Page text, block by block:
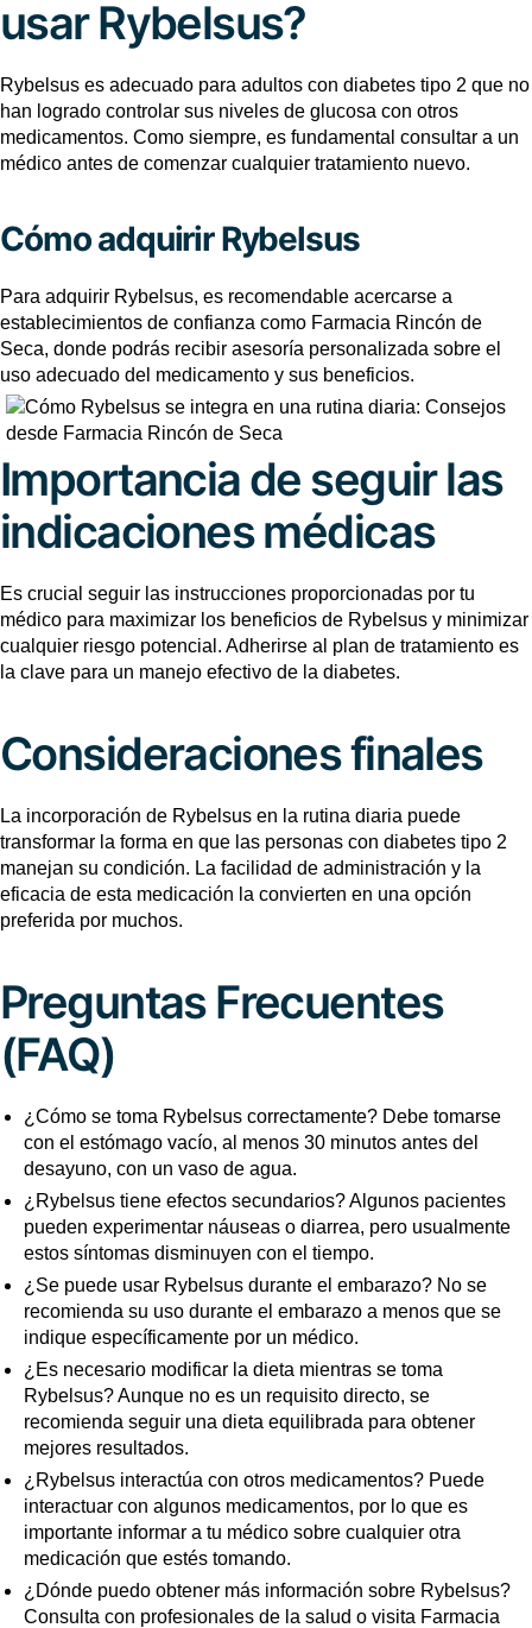
usar Rybelsus?
Rybelsus es adecuado para adultos con diabetes tipo 2 que no
han logrado controlar sus niveles de glucosa con otros
medicamentos. Como siempre, es fundamental consultar a un
médico antes de comenzar cualquier tratamiento nuevo.
Cómo adquirir Rybelsus
Para adquirir Rybelsus, es recomendable acercarse a
establecimientos de confianza como Farmacia Rincón de
Seca, donde podrás recibir asesoría personalizada sobre el
uso adecuado del medicamento y sus beneficios.
Importancia de seguir las
indicaciones médicas
Es crucial seguir las instrucciones proporcionadas por tu
médico para maximizar los beneficios de Rybelsus y minimizar
cualquier riesgo potencial. Adherirse al plan de tratamiento es
la clave para un manejo efectivo de la diabetes.
Consideraciones finales
La incorporación de Rybelsus en la rutina diaria puede
transformar la forma en que las personas con diabetes tipo 2
manejan su condición. La facilidad de administración y la
eficacia de esta medicación la convierten en una opción
preferida por muchos.
Preguntas Frecuentes
(FAQ)
¿Cómo se toma Rybelsus correctamente? Debe tomarse
con el estómago vacío, al menos 30 minutos antes del
desayuno, con un vaso de agua.
¿Rybelsus tiene efectos secundarios? Algunos pacientes
pueden experimentar náuseas o diarrea, pero usualmente
estos síntomas disminuyen con el tiempo.
¿Se puede usar Rybelsus durante el embarazo? No se
recomienda su uso durante el embarazo a menos que se
indique específicamente por un médico.
¿Es necesario modificar la dieta mientras se toma
Rybelsus? Aunque no es un requisito directo, se
recomienda seguir una dieta equilibrada para obtener
mejores resultados.
¿Rybelsus interactúa con otros medicamentos? Puede
interactuar con algunos medicamentos, por lo que es
importante informar a tu médico sobre cualquier otra
medicación que estés tomando.
¿Dónde puedo obtener más información sobre Rybelsus?
Consulta con profesionales de la salud o visita Farmacia